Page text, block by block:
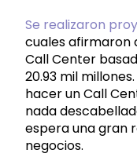
Se realizaron
cuales afirmaron
Call Center
20.93 mil
hacer un Call
nada
espera una gran
negocios.